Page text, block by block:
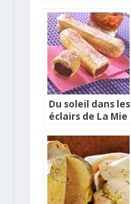
vinaigre
Du soleil dans les
éclairs de La Mie